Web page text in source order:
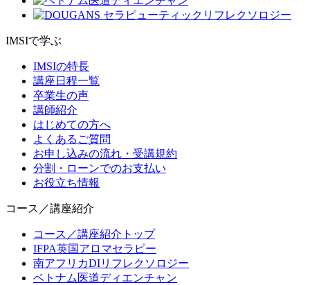
IMSIで学ぶ
IMSIの特長
講座日程一覧
卒業生の声
講師紹介
はじめての方へ
よくあるご質問
お申し込みの流れ・受講規約
分割・ローンでのお支払い
お役立ち情報
コース／講座紹介
コース／講座紹介トップ
IFPA英国アロマセラピー
南アフリカDIリフレクソロジー
ベトナム医道ディエンチャン